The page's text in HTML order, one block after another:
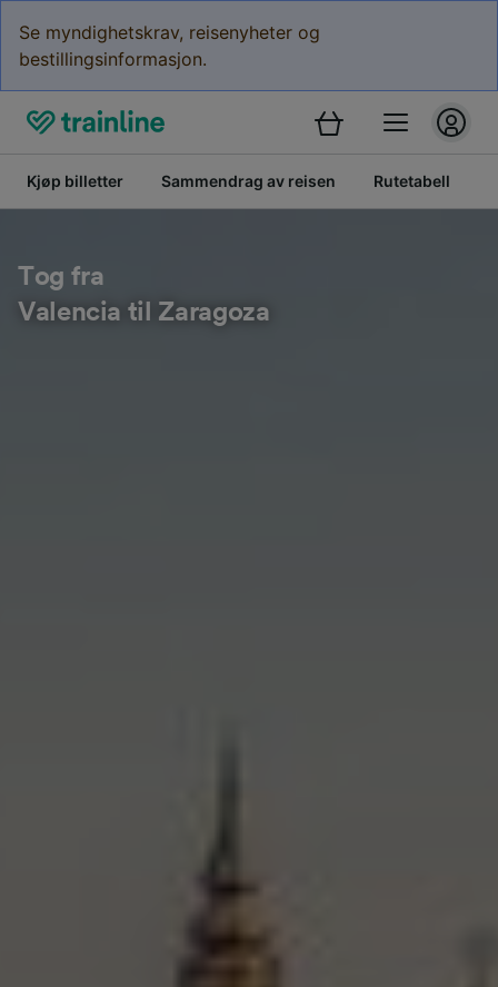
Se myndighetskrav, reisenyheter og
bestillingsinformasjon.
Kjøp billetter Sammendrag av reisen Rutetabell
Tog fra
Valencia til Zaragoza